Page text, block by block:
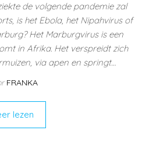
de volgende pandemie zal
is het Ebola, het Nipahvirus of
Het Marburgvirus is een
in Afrika. Het verspreidt zich
via apen en springt…
FRANKA
lezen